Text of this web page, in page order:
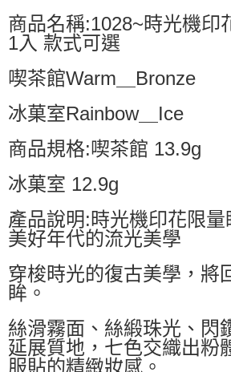
商品名稱:1028~時光機印
1入 款式可選
喫茶館Warm＿Bronze
冰菓室Rainbow＿Ice
商品規格:喫茶館 13.9g
冰菓室 12.9g
產品說明:時光機印花限
美好年代的流光美學
穿梭時光的復古美學，將
眸。
絲滑霧面、絲緞珠光、閃
延展質地，七色交織出粉
服貼的精緻妝感。